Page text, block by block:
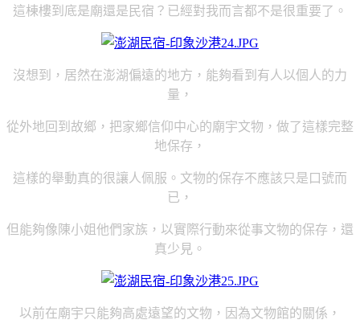
這棟樓到底是廟還是民宿？已經對我而言都不是很重要了。
沒想到，居然在澎湖偏遠的地方，能夠看到有人以個人的力
量，
從外地回到故鄉，把家鄉信仰中心的廟宇文物，做了這樣完整
地保存，
這樣的舉動真的很讓人佩服。文物的保存不應該只是口號而
已，
但能夠像陳小姐他們家族，以實際行動來從事文物的保存，還
真少見。
以前在廟宇只能夠高處遠望的文物，因為文物館的關係，